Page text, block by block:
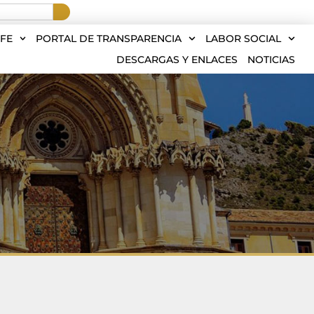
PORTAL DE TRANSPARENCIA
LABOR SOCIAL
DESCARGAS Y ENLACES
NOTICIAS